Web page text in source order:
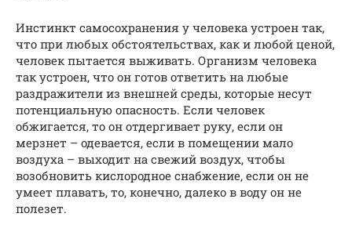
Инстинкт самосохранения у человека устроен так,
что при любых обстоятельствах, как и любой ценой,
человек пытается выживать. Организм человека
так устроен, что он готов ответить на любые
раздражители из внешней среды, которые несут
потенциальную опасность. Если человек
обжигается, то он отдергивает руку, если он
мерзнет – одевается, если в помещении мало
воздуха – выходит на свежий воздух, чтобы
возобновить кислородное снабжение, если он не
умеет плавать, то, конечно, далеко в воду он не
полезет.